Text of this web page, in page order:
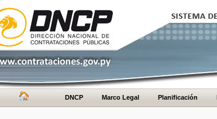
DNCP Marco Legal Planificación